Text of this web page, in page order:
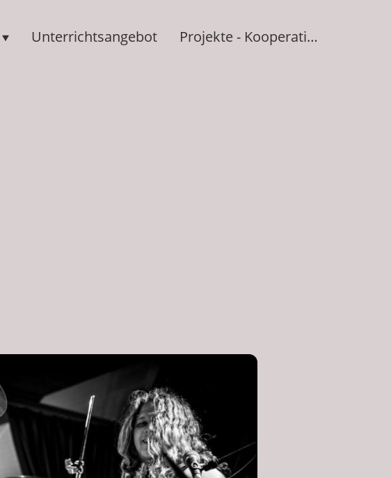
Unterrichtsangebot
Projekte - Kooperationen